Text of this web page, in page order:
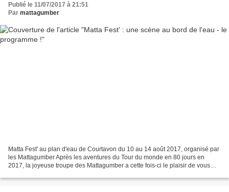
Publié le 11/07/2017 à 21:51
Par mattagumber
Matta Fest' au plan d'eau de Courtavon du 10 au 14 août 2017, organisé par
les Mattagumber Après les aventures du Tour du monde en 80 jours en
2017, la joyeuse troupe des Mattagumber a cette fois-ci le plaisir de vous